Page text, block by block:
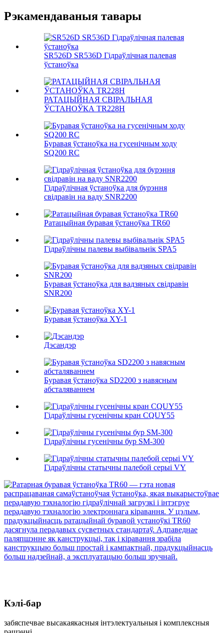
Рэкамендаваныя тавары
SR526D SR536D Гідраўлічная палевая
ўстаноўка
РАТАЦЫЙНАЯ СВІРАЛЬНАЯ
ЎСТАНОЎКА TR228H
Буравая ўстаноўка на гусенічным ходу
SQ200 RC
Гідраўлічная ўстаноўка для бурэння
свідравін на ваду SNR2200
Ратацыйная буравая ўстаноўка TR60
Гідраўлічны палевы выбівальнік SPA5
Буравая ўстаноўка для вадзяных свідравін
SNR200
Буравая ўстаноўка XY-1
Дэсандэр
Буравая ўстаноўка SD2200 з навясным
абсталяваннем
Гідраўлічны гусенічны кран CQUY55
Гідраўлічны гусенічны бур SM-300
Гідраўлічны статычны палебой серыі VY
Кэлі-бар
забяспечвае высакаякасныя інтэлектуальныя і комплексныя